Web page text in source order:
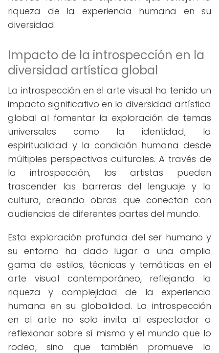
riqueza de la experiencia humana en su
diversidad.
Impacto de la introspección en la
diversidad artística global
La introspección en el arte visual ha tenido un
impacto significativo en la diversidad artística
global al fomentar la exploración de temas
universales como la identidad, la
espiritualidad y la condición humana desde
múltiples perspectivas culturales. A través de
la introspección, los artistas pueden
trascender las barreras del lenguaje y la
cultura, creando obras que conectan con
audiencias de diferentes partes del mundo.
Esta exploración profunda del ser humano y
su entorno ha dado lugar a una amplia
gama de estilos, técnicas y temáticas en el
arte visual contemporáneo, reflejando la
riqueza y complejidad de la experiencia
humana en su globalidad. La introspección
en el arte no solo invita al espectador a
reflexionar sobre sí mismo y el mundo que lo
rodea, sino que también promueve la